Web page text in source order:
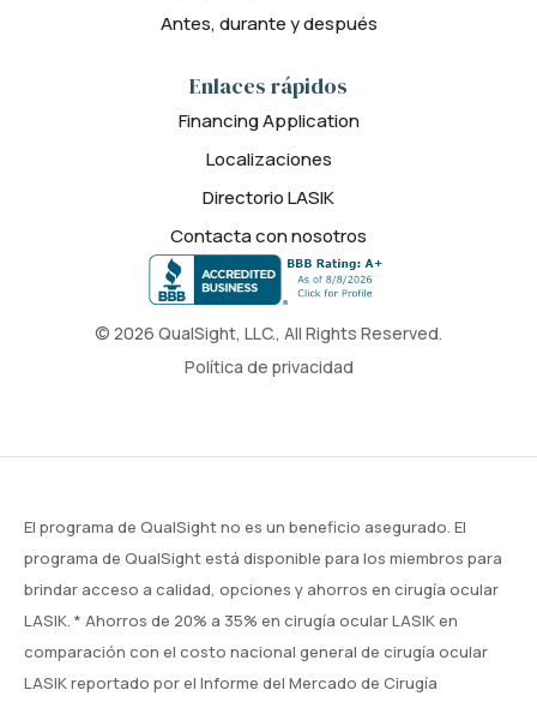
© 2026 QualSight, LLC., All Rights Reserved.
Política de privacidad
Antes, durante y después
Enlaces rápidos
Financing Application
Localizaciones
Directorio LASIK
Contacta con nosotros
El programa de QualSight no es un beneficio asegurado. El
programa de QualSight está disponible para los miembros para
brindar acceso a calidad, opciones y ahorros en cirugía ocular
LASIK. * Ahorros de 20% a 35% en cirugía ocular LASIK en
comparación con el costo nacional general de cirugía ocular
LASIK reportado por el Informe del Mercado de Cirugía